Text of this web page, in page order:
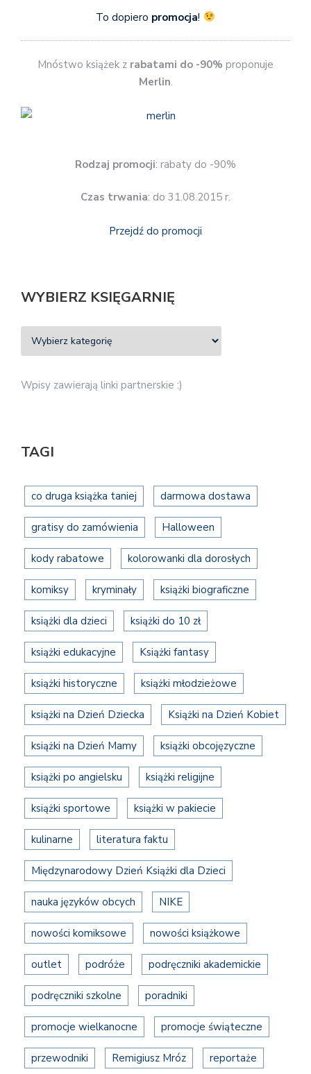
To dopiero promocja!
Mnóstwo książek z rabatami do -90% proponuje
Merlin.
Rodzaj promocji: rabaty do -90%
Czas trwania: do 31.08.2015 r.
Przejdź do promocji
WYBIERZ KSIĘGARNIĘ
Wpisy zawierają linki partnerskie :)
TAGI
co druga książka taniej darmowa dostawa
gratisy do zamówienia Halloween
kody rabatowe kolorowanki dla dorosłych
komiksy kryminały książki biograficzne
książki dla dzieci książki do 10 zł
książki edukacyjne Książki fantasy
książki historyczne książki młodzieżowe
książki na Dzień Dziecka Książki na Dzień Kobiet
książki na Dzień Mamy książki obcojęzyczne
książki po angielsku książki religijne
książki sportowe książki w pakiecie
kulinarne literatura faktu
Międzynarodowy Dzień Książki dla Dzieci
nauka języków obcych NIKE
nowości komiksowe nowości książkowe
outlet podróże podręczniki akademickie
podręczniki szkolne poradniki
promocje wielkanocne promocje świąteczne
przewodniki Remigiusz Mróz reportaże